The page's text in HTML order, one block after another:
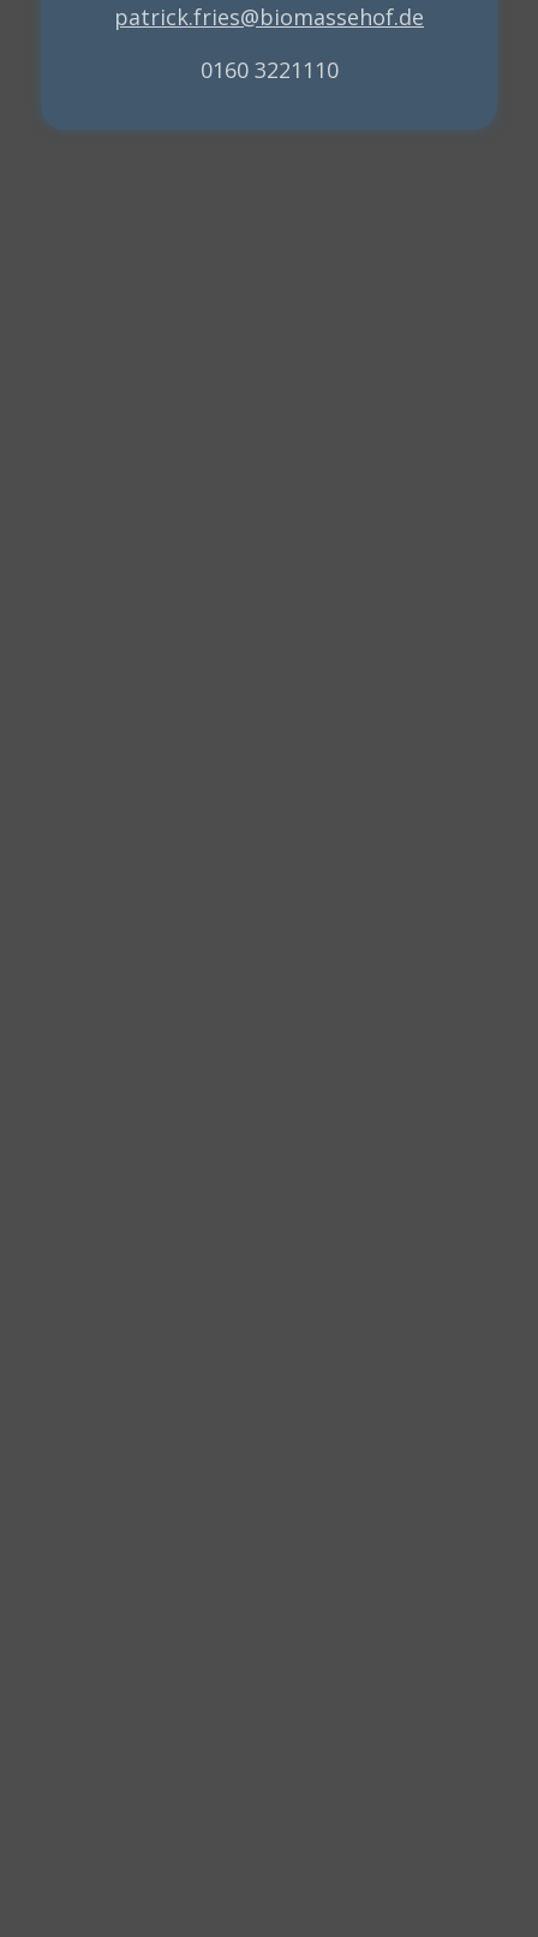
patrick.fries@biomassehof.de
0160 3221110